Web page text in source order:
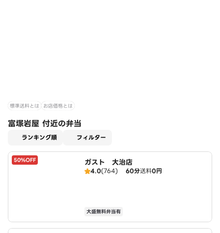
標準送料とは お店価格とは
富塚岩屋 付近の弁当
ランキング順 フィルター
50%OFF ガスト 大治店
4.0(764) 60分送料0円
大盛無料弁当有